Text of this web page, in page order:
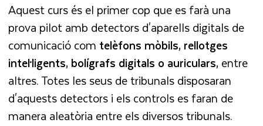
Aquest curs és el primer cop que es farà una
prova pilot amb detectors d'aparells digitals de
comunicació com telèfons mòbils, rellotges
intel·ligents, bolígrafs digitals o auriculars, entre
altres. Totes les seus de tribunals disposaran
d'aquests detectors i els controls es faran de
manera aleatòria entre els diversos tribunals.